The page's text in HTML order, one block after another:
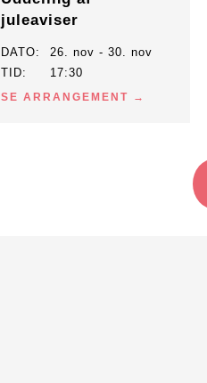
juleaviser
DATO
26. nov - 30. nov
TID
17:30
SE ARRANGEMENT